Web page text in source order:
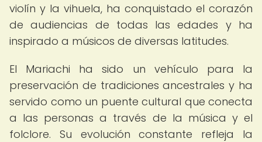
violín y la vihuela, ha conquistado el corazón
de audiencias de todas las edades y ha
inspirado a músicos de diversas latitudes.
El Mariachi ha sido un vehículo para la
preservación de tradiciones ancestrales y ha
servido como un puente cultural que conecta
a las personas a través de la música y el
folclore. Su evolución constante refleja la